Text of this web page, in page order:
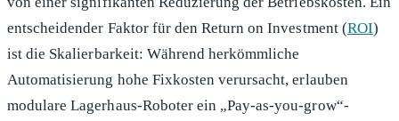
entscheidender Faktor für den Return on Investment (ROI)
ist die Skalierbarkeit: Während herkömmliche
Automatisierung hohe Fixkosten verursacht, erlauben
modulare Lagerhaus-Roboter ein „Pay-as-you-grow“-